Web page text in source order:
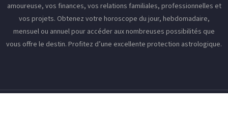
amoureuse, vos finances, vos relations familiales, professionnelles et
vos projets. Obtenez votre horoscope du jour, hebdomadaire,
mensuel ou annuel pour accéder aux nombreuses possibilités que
vous offre le destin. Profitez d’une excellente protection astrologique.